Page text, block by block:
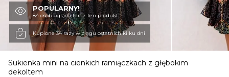
OBUWIE
BIELIZNA
POPULARNY!
84 osób ogląda teraz ten produkt
Kupione 34 razy w ciągu ostatnich kilku dni
Sukienka mini na cienkich ramiączkach z głębokim
dekoltem